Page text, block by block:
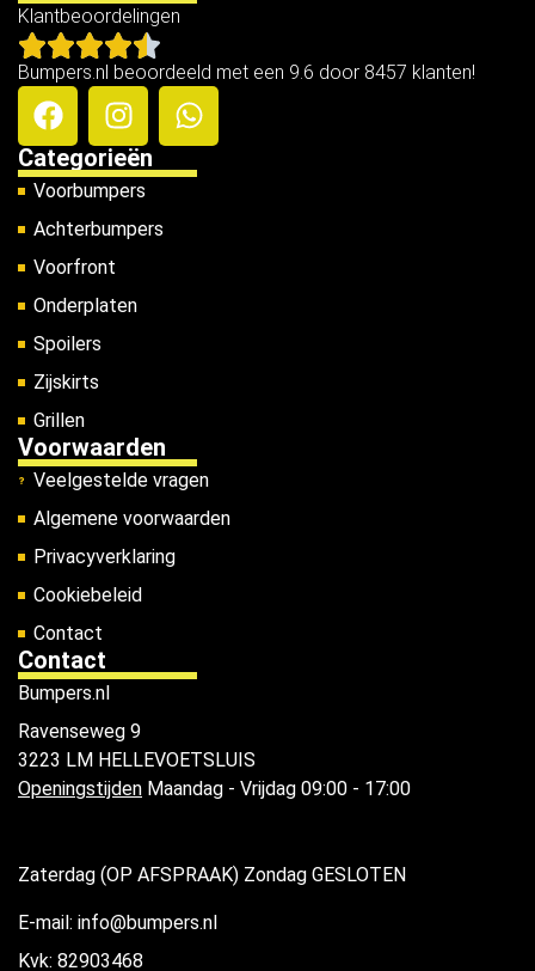
Klantbeoordelingen
Bumpers.nl beoordeeld met een 9.6 door 8457 klanten!
Categorieën
Voorbumpers
Achterbumpers
Voorfront
Onderplaten
Spoilers
Zijskirts
Grillen
Voorwaarden
Veelgestelde vragen
Algemene voorwaarden
Privacyverklaring
Cookiebeleid
Contact
Contact
Bumpers.nl
Ravenseweg 9
3223 LM HELLEVOETSLUIS
Openingstijden Maandag - Vrijdag 09:00 - 17:00
Zaterdag (OP AFSPRAAK) Zondag GESLOTEN
E-mail: info@bumpers.nl
Kvk: 82903468